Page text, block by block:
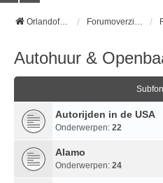
Orlandofans Homepage Forumoverzicht
Autohuur &
Autorijden in de USA
Onderwerpen: 22
Alamo
Onderwerpen: 24